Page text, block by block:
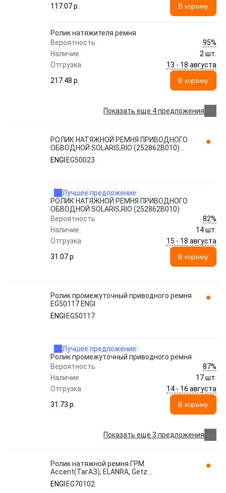
117.07 p.
В корзину
Ролик натяжителя ремня
Вероятность
95%
Наличие
2 шт.
Отгрузка
13 - 18 августа
217.48 p.
В корзину
Показать еще 4 предложения
РОЛИК НАТЯЖНОЙ РЕМНЯ ПРИВОДНОГО
ОБВОДНОЙ SOLARIS,RIO (252862B010)
EG50023 ENGI
ENGI EG50023
Лучшее предложение
РОЛИК НАТЯЖНОЙ РЕМНЯ ПРИВОДНОГО
ОБВОДНОЙ SOLARIS,RIO (252862B010)
Вероятность
82%
Наличие
14 шт.
Отгрузка
15 - 18 августа
31.07 p.
В корзину
Ролик промежуточный приводного ремня
EG50117 ENGI
ENGI EG50117
Лучшее предложение
Ролик промежуточный приводного ремня
Вероятность
87%
Наличие
17 шт.
Отгрузка
14 - 16 августа
31.73 p.
В корзину
Показать еще 3 предложения
Ролик натяжной ремня ГРМ
Accent(ТагАЗ), ELANRA, Getz
(2441026000) EG70102 ENGI
ENGI EG70102